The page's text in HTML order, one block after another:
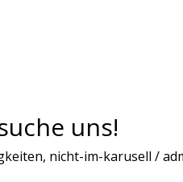
uns!
, nicht-im-karusell /